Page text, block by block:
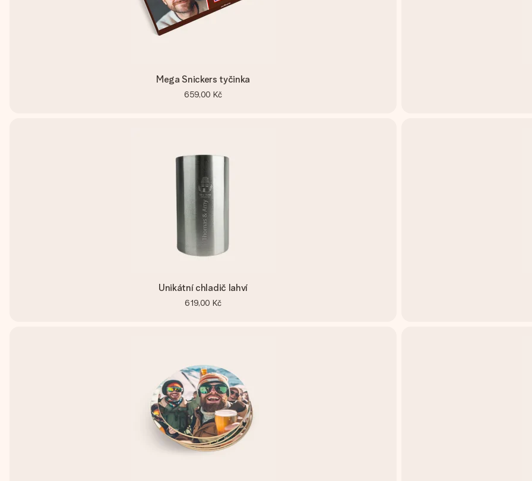
Mega Snickers tyčinka
659,00 Kč
Unikátní chladič lahví
619,00 Kč